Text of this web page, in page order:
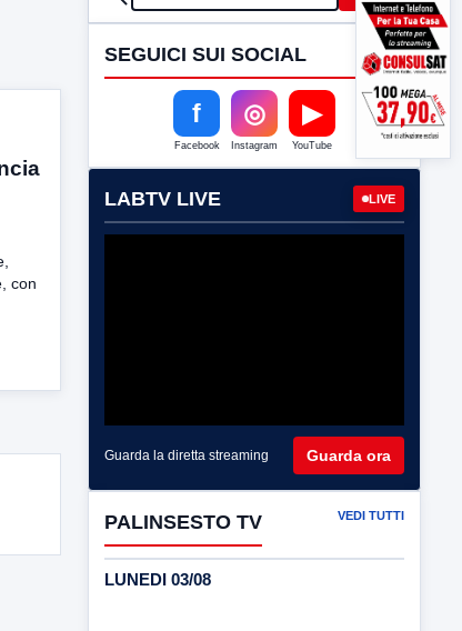
con
SEGUICI SUI SOCIAL
f
Facebook
◎
Instagram
▶
YouTube
LABTV LIVE LIVE
Guarda la diretta streaming Guarda ora
PALINSESTO TV VEDI TUTTI
LUNEDI 03/08